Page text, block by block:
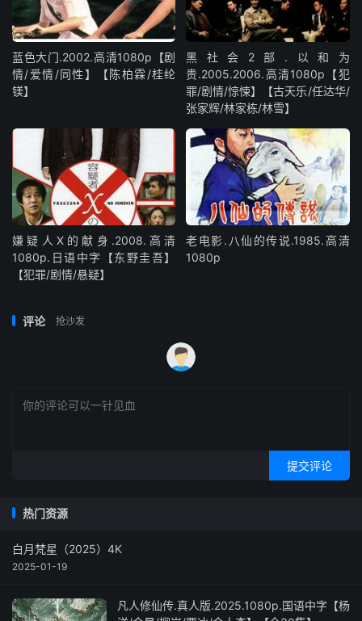
蓝色大门.2002.高清1080p【剧
情/爱情/同性】【陈柏霖/桂纶
镁】
黑社会2部.以和为
贵.2005.2006.高清1080p【犯
罪/剧情/惊悚】【古天乐/任达华/
张家辉/林家栋/林雪】
嫌疑人X的献身.2008.高清
1080p.日语中字【东野圭吾】
【犯罪/剧情/悬疑】
老电影.八仙的传说.1985.高清
1080p
评论 抢沙发
提交评论
热门资源
白月梵星（2025）4K
2025-01-19
凡人修仙传.真人版.2025.1080p.国语中字【杨